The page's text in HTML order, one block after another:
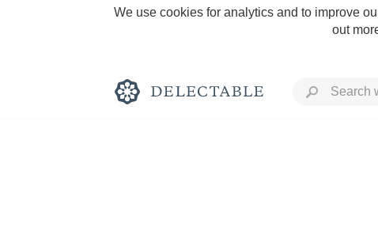
We use cookies for analytics and to improve
out